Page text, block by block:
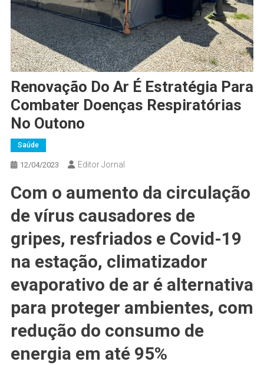
Renovação Do Ar É Estratégia Para
Combater Doenças Respiratórias
No Outono
Saúde
12/04/2023 Editor Jornal
Com o aumento da circulação
de vírus causadores de
gripes, resfriados e Covid-19
na estação, climatizador
evaporativo de ar é alternativa
para proteger ambientes, com
redução do consumo de
energia em até 95%